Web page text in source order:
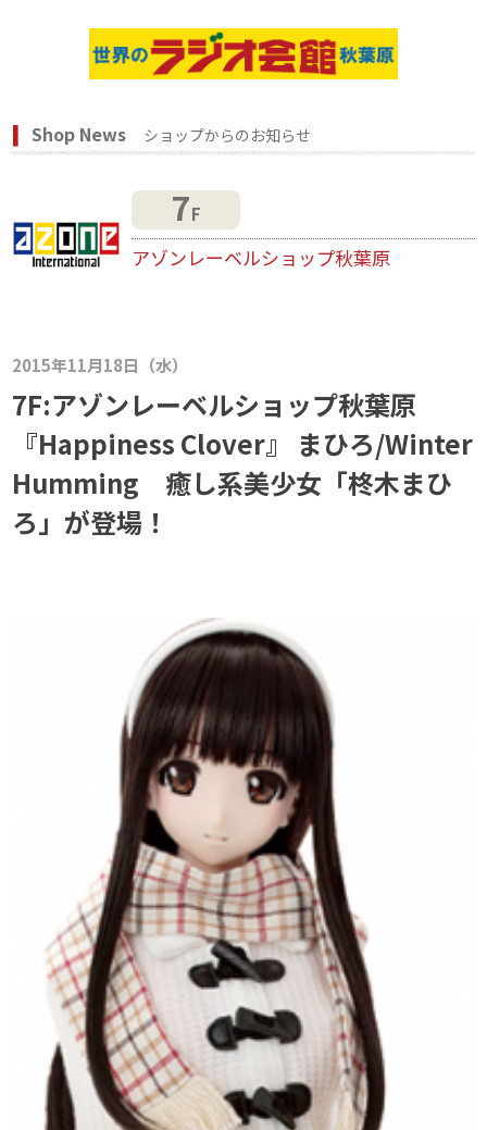
Shop News ショップからのお知らせ
7F
アゾンレーベルショップ秋葉原
2015年11月18日（水）
7F:アゾンレーベルショップ秋葉原
『Happiness Clover』 まひろ/Winter
Humming 癒し系美少女「柊木まひ
ろ」が登場！